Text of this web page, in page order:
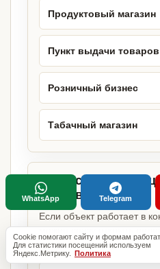
Продуктовый магазин
Пункт выдачи товаров
Розничный бизнес
Табачный магазин
Городские
направлению
Если объект работает в
можно сразу открыть
страницу.
Cookie помогают сайту и формам
Для статистики посещений используем
Яндекс.Метрику. Политика
WhatsApp Telegram